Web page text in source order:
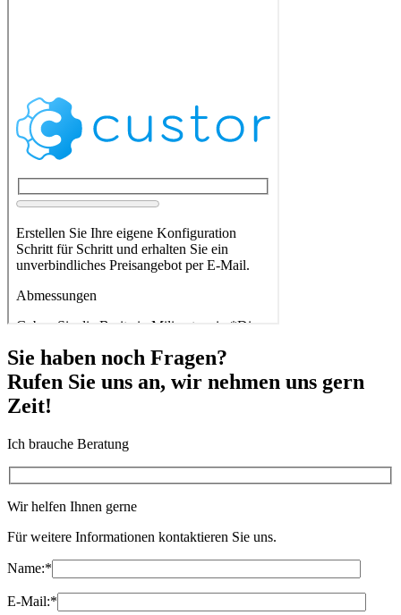
Sie haben noch Fragen?
Rufen Sie uns an, wir nehmen uns gern
Zeit!
Ich brauche Beratung
Wir helfen Ihnen gerne
Für weitere Informationen kontaktieren Sie uns.
Name:*
E-Mail:*